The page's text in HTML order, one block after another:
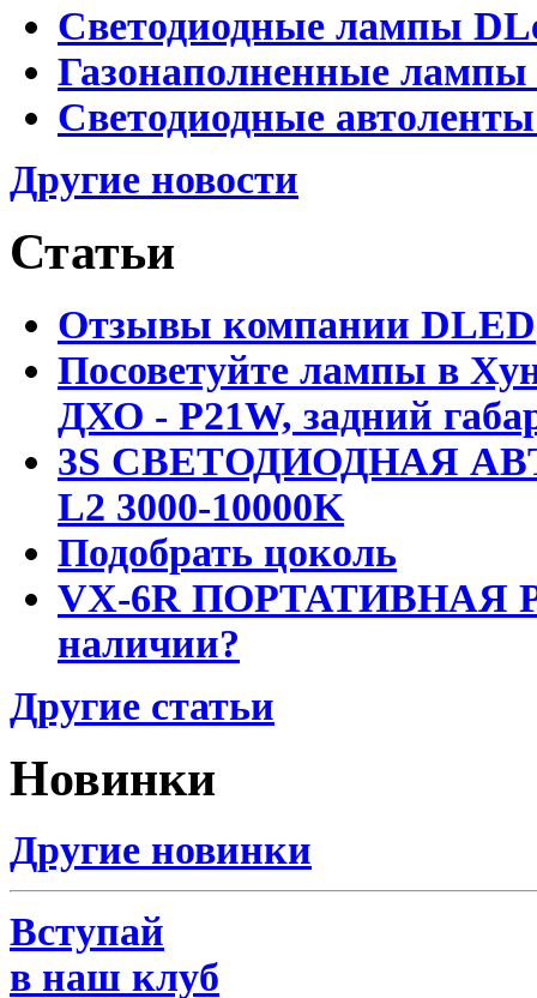
Светодиодные лампы
Газонаполненные
Светодиодные
Другие новости
Статьи
Отзывы компании DLED
Посоветуйте лампы в
ДХО - P21W, задний
3S СВЕТОДИОДНАЯ
L2 3000-10000K
Подобрать цоколь
VX-6R ПОРТАТИВНАЯ
наличии?
Другие статьи
Новинки
Другие новинки
Вступай
в наш клуб